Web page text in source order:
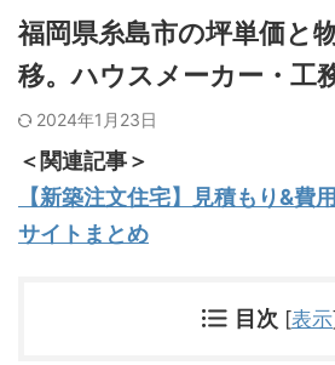
福岡県糸島市の坪単価と
移。ハウスメーカー・工
2024年1月23日
＜関連記事＞
【新築注文住宅】見積もり&費
サイトまとめ
目次 [表示